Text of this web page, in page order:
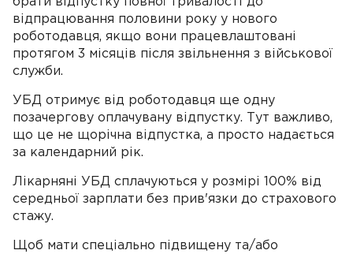
відпрацювання половини року у нового
роботодавця, якщо вони працевлаштовані
протягом 3 місяців після звільнення з військової
служби.
УБД отримує від роботодавця ще одну
позачергову оплачувану відпустку. Тут важливо,
що це не щорічна відпустка, а просто надається
за календарний рік.
Лікарняні УБД сплачуються у розмірі 100% від
середньої зарплати без прив'язки до страхового
стажу.
Щоб мати спеціально підвищену та/або